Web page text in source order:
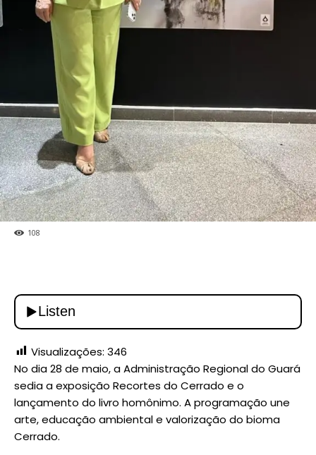
108
Visualizações: 346
No dia 28 de maio, a Administração Regional do Guará
sedia a exposição Recortes do Cerrado e o
lançamento do livro homônimo. A programação une
arte, educação ambiental e valorização do bioma
Cerrado.